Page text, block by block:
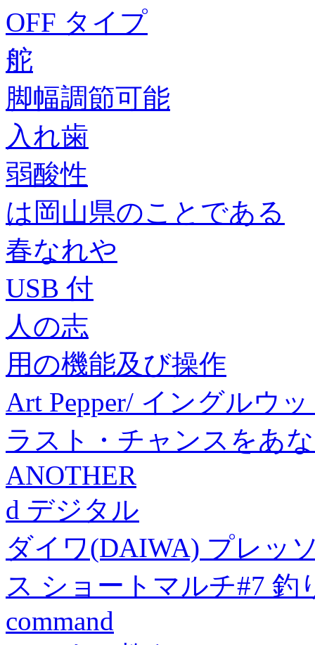
OFF タイプ
舵
脚幅調節可能
入れ歯
弱酸性
は岡山県のことである
春なれや
USB 付
人の志
用の機能及び操作
Art Pepper/ イングルウ
ラスト・チャンスをあ
ANOTHER
d デジタル
ダイワ(DAIWA) プレッ
ス ショートマルチ#7 釣
command